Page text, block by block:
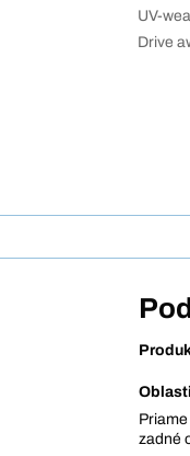
UV-
Drive
zadné